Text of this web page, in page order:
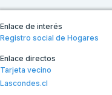
Enlace de interés
Registro social de Hogares
Enlace directos
Tarjeta vecino
Lascondes.cl